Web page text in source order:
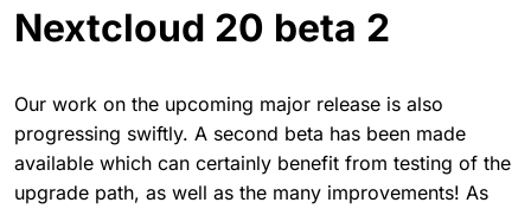
Nextcloud 20 beta 2
Our work on the upcoming major release is also
progressing swiftly. A second beta has been made
available which can certainly benefit from testing of the
upgrade path, as well as the many improvements! As